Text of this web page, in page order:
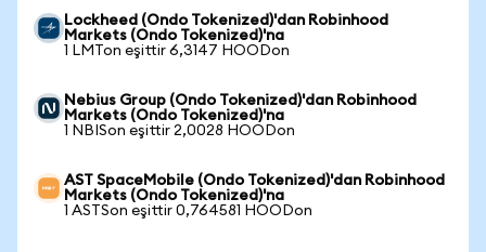
Lockheed (Ondo Tokenized)'dan Robinhood
Markets (Ondo Tokenized)'na
1 LMTon eşittir 6,3147 HOODon
Nebius Group (Ondo Tokenized)'dan Robinhood
Markets (Ondo Tokenized)'na
1 NBISon eşittir 2,0028 HOODon
AST SpaceMobile (Ondo Tokenized)'dan Robinhood
Markets (Ondo Tokenized)'na
1 ASTSon eşittir 0,764581 HOODon